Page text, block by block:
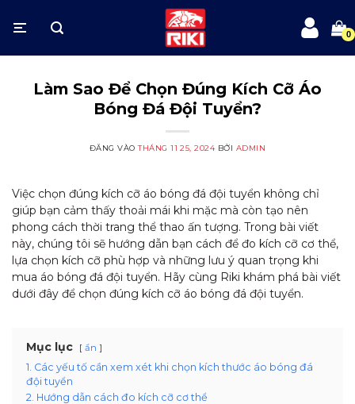
qua
dung
Làm Sao Để Chọn Đúng Kích Cỡ Áo
Bóng Đá Đội Tuyển?
ĐĂNG VÀOTHÁNG 11 25, 2024 BỞI ADMIN
Việc chọn đúng kích cỡ áo bóng đá đội tuyển không chỉ
giúp bạn cảm thấy thoải mái khi mặc mà còn tạo nên
phong cách thời trang thể thao ấn tượng. Trong bài viết
này, chúng tôi sẽ hướng dẫn bạn cách để đo kích cỡ cơ thể,
lựa chọn kích cỡ phù hợp và những lưu ý quan trọng khi
mua áo bóng đá đội tuyển. Hãy cùng Riki khám phá bài viết
dưới đây để chọn đúng kích cỡ áo bóng đá đội tuyển.
Mục lục ẩn
1. Các yếu tố cần xem xét khi chọn kích thước áo bóng đá
đội tuyển
2. Hướng dẫn cách đo kích cỡ cơ thể